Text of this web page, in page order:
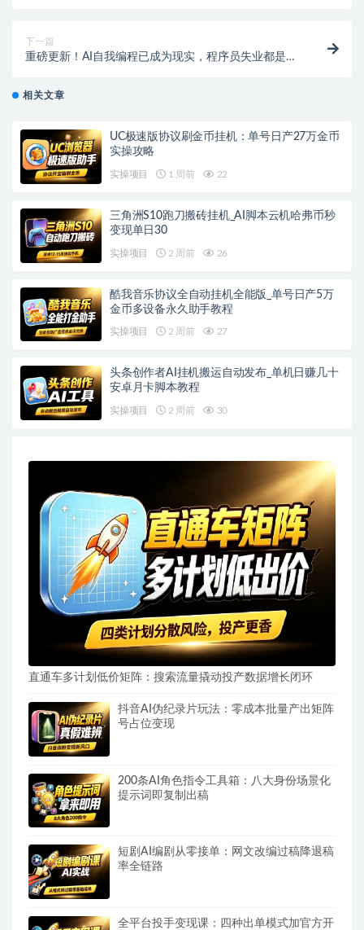
下一篇
重磅更新！AI自我编程已成为现实，程序员失业都是小
相关文章
UC极速版协议刷金币挂机：单号日产27万金币
实操攻略
实操项目 1 周前 22
三角洲S10跑刀搬砖挂机_AI脚本云机哈弗币秒
变现单日30
实操项目 2 周前 26
酷我音乐协议全自动挂机全能版_单号日产5万
金币多设备永久助手教程
实操项目 2 周前 27
头条创作者AI挂机搬运自动发布_单机日赚几十
安卓月卡脚本教程
实操项目 2 周前 30
直通车多计划低价矩阵：搜索流量撬动投产数据增长闭环
抖音AI伪纪录片玩法：零成本批量产出矩阵
号占位变现
200条AI角色指令工具箱：八大身份场景化
提示词即复制出稿
短剧AI编剧从零接单：网文改编过稿降退稿
率全链路
全平台投手变现课：四种出单模式加官方开